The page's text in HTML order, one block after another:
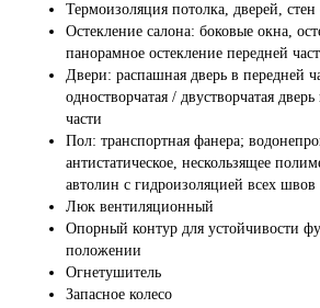
Термоизоляция потолка, дверей,
Остекление салона: боковые окна,
панорамное остекление передней
Двери: распашная дверь в передней
одностворчатая / двустворчатая
части
Пол: транспортная фанера;
антистатическое, нескользящее
автолин с гидроизоляцией всех швов
Люк вентиляционный
Опорный контур для устойчивости
положении
Огнетушитель
Запасное колесо